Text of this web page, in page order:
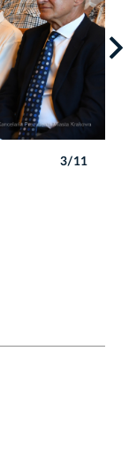
3/11